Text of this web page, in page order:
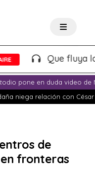
Que fluya la
pone en duda video de
niega relación con
de
fronteras